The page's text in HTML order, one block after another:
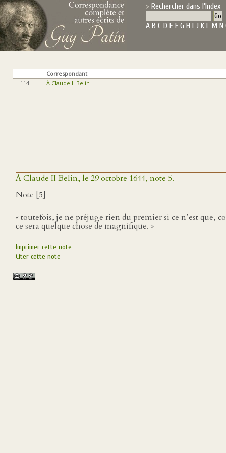
Rechercher dans l'Index
A B C D E F G H I J K L M N